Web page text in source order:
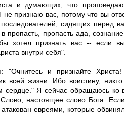
и думающих, что
признаю вас, потому что вы
сидящих перед
пропасть, пропасть ада,
хотел признать вас -- если вы
внутри себя".
"Очнитесь и признайте
всей жизни. Ибо воистину,
сердце." Я сейчас обращаюсь ко
настоящее слово Бога.
евреями, которые